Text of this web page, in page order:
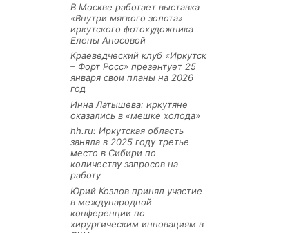
В Москве работает выставка
«Внутри мягкого золота»
иркутского фотохудожника
Елены Аносовой
Краеведческий клуб «Иркутск
– Форт Росс» презентует 25
января свои планы на 2026
год
Инна Латышева: иркутяне
оказались в «мешке холода»
hh.ru: Иркутская область
заняла в 2025 году третье
место в Сибири по
количеству запросов на
работу
Юрий Козлов принял участие
в международной
конференции по
хирургическим инновациям в